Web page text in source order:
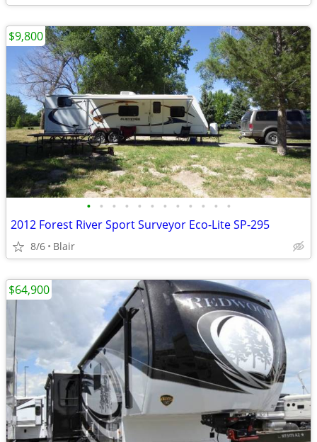
• • • • • • • • • • • •
2012 Forest River Sport Surveyor Eco-Lite SP-295
8/6 Blair
$9,800
$64,900